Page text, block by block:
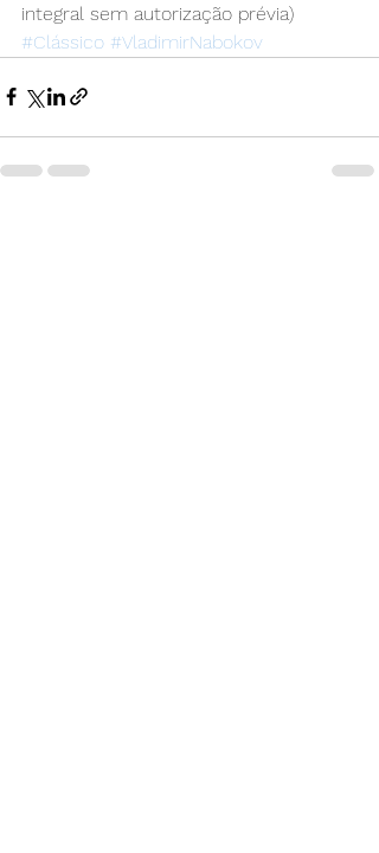
integral sem autorização prévia)
#Clássico #VladimirNabokov